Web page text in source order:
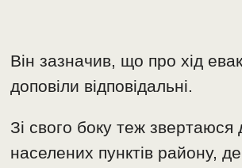
Він зазначив, що про хід
доповіли відповідальні.
Зі свого боку теж звертаюся
населених пунктів району,